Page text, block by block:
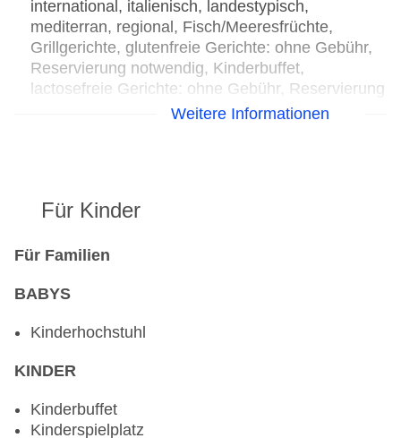
international, italienisch, landestypisch,
mediterran, regional, Fisch/Meeresfrüchte,
Grillgerichte, glutenfreie Gerichte: ohne Gebühr,
Reservierung notwendig, Kinderbuffet,
lactosefreie Gerichte: ohne Gebühr, Reservierung
notwendig, saisonale Gerichte, vegetarische
täglich 18:00 Uhr - 21:00 Uhr, mit Terrasse,
Weitere Informationen
Für Kinder
Für Familien
BABYS
Kinderhochstuhl
KINDER
Kinderbuffet
Kinderspielplatz